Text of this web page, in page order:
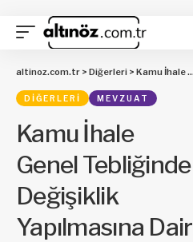
altinoz.com.tr > Diğerleri > Kamu İhale Genel Tebliğinde Değişiklik Yapılmasına Dair Tebliğ
DIĞERLERI MEVZUAT
Kamu İhale
Genel Tebliğinde
Değişiklik
Yapılmasına Dair